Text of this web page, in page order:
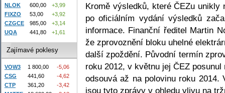
Kromě výsledků, které ČEZu
po oficiálním vydání výsledků
informace. Finanční ředitel Martin
že zprovoznění bloku uhelné
další zpoždění. Původní termín
roku 2012, v květnu jej ČEZ
odsouvá až na polovinu roku 2014.
jsou tyto zprávy v ohledu vlivu na
NLOK
600,00
+3,99
FIXZO
53,00
+3,92
CZGCE
985,00
+3,14
UQA
441,80 +1,61
Zajímavé poklesy
VOW3 1 800,00
-5,06
CSG
441,60
-4,62
CTP
361,20
-3,42